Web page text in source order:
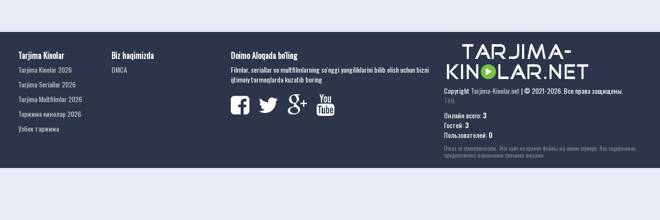
Tarjima Kinolar
Tarjima Kinolar 2026
Tarjima Seriallar 2026
Tarjima Multfilmlar 2026
Таржима кинолар 2026
Узбек таржима
Biz haqimizda
DMCA
Doimo Aloqada bo'ling
Filmlar, seriallar va multfilmlarning so'nggi yangiliklarini bilib olish uchun bizni
ijtimoiy tarmoqlarda kuzatib boring
Copyright Tarjima-Kinolar.net | © 2021-2026. Все права защищены.
TKN
Онлайн всего:3
Гостей:3
Пользователей:0
Отказ от ответственности: Этот сайт не хранит файлы на своем сервере. Все содержимое
предоставлено сторонними третьими лицами.